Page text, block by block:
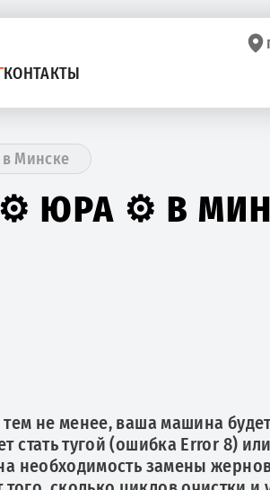
КОНТАКТЫ
Минске
ЮРА ⚙️ В
не менее, ваша машина
стать тугой (ошибка Error 8)
необходимость замены